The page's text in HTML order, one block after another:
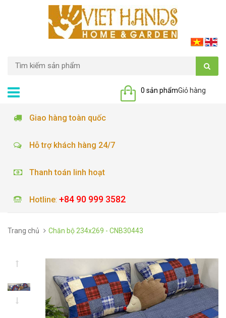
Giỏ hàng
0 sản phẩm
Giao hàng toàn quốc
Hỗ trợ khách hàng 24/7
Thanh toán linh hoạt
Hotline: +84 90 999 3582
Trang chủ Chăn bộ 234x269 - CNB30443